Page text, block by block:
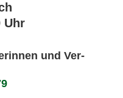
Uhr
und Ver­